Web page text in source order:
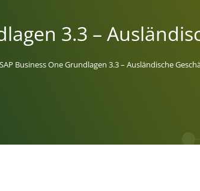
3.3 –
SAP Business One Grundlagen 3.3 – Ausländische